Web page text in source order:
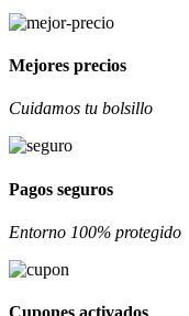
Mejores precios
Cuidamos tu bolsillo
Pagos seguros
Entorno 100% protegido